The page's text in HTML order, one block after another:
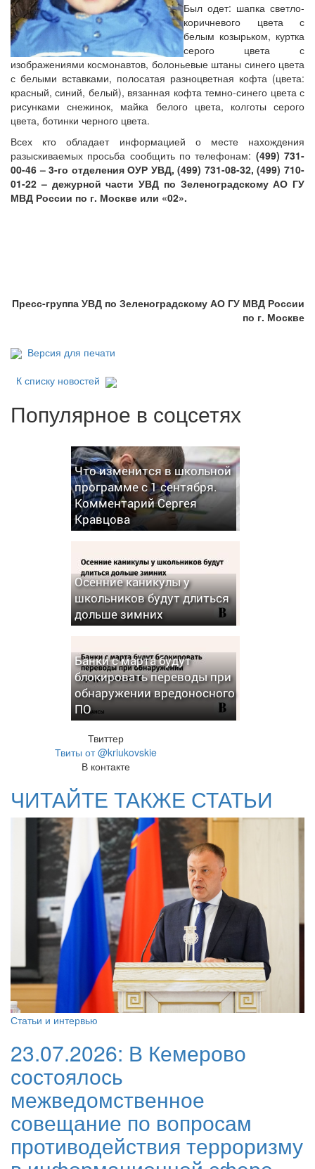
Был одет: шапка светло-
коричневого цвета с
белым козырьком, куртка
серого цвета с
изображениями космонавтов, болоньевые штаны синего цвета
с белыми вставками, полосатая разноцветная кофта (цвета:
красный, синий, белый), вязанная кофта темно-синего цвета с
рисунками снежинок, майка белого цвета, колготы серого
цвета, ботинки черного цвета.
Всех кто обладает информацией о месте нахождения
разыскиваемых просьба сообщить по телефонам: (499) 731-
00-46 – 3-го отделения ОУР УВД, (499) 731-08-32, (499) 710-
01-22 – дежурной части УВД по Зеленоградскому АО ГУ
МВД России по г. Москве или «02».
Пресс-группа УВД по Зеленоградскому АО ГУ МВД России
по г. Москве
Версия для печати
К списку новостей
Популярное в соцсетях
Что изменится в школьной
программе с 1 сентября.
Комментарий Сергея
Кравцова
Осенние каникулы у
школьников будут длиться
дольше зимних
Банки с марта будут
блокировать переводы при
обнаружении вредоносного
ПО
Твиттер
Твиты от @kriukovskie
В контакте
ЧИТАЙТЕ ТАКЖЕ СТАТЬИ
Статьи и интервью
23.07.2026: В Кемерово
состоялось
межведомственное
совещание по вопросам
противодействия терроризму